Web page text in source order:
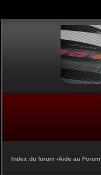
Index du forum ‹Aide au Forum